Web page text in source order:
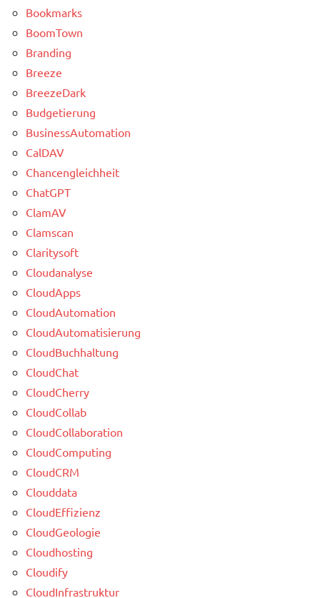
Bookmarks
BoomTown
Branding
Breeze
BreezeDark
Budgetierung
BusinessAutomation
CalDAV
Chancengleichheit
ChatGPT
ClamAV
Clamscan
Claritysoft
Cloudanalyse
CloudApps
CloudAutomation
CloudAutomatisierung
CloudBuchhaltung
CloudChat
CloudCherry
CloudCollab
CloudCollaboration
CloudComputing
CloudCRM
Clouddata
CloudEffizienz
CloudGeologie
Cloudhosting
Cloudify
CloudInfrastruktur